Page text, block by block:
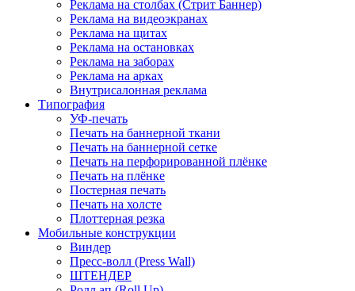
Реклама на столбах (Стрит Баннер)
Реклама на видеоэкранах
Реклама на щитах
Реклама на остановках
Реклама на заборах
Реклама на арках
Внутрисалонная реклама
Типография
УФ-печать
Печать на баннерной ткани
Печать на баннерной сетке
Печать на перфорированной плёнке
Печать на плёнке
Постерная печать
Печать на холсте
Плоттерная резка
Мобильные конструкции
Виндер
Пресс-волл (Press Wall)
ШТЕНДЕР